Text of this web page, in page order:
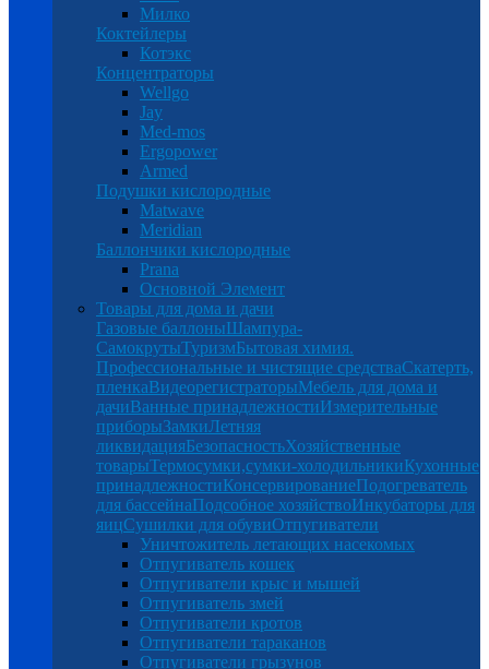
Милко
Коктейлеры
Котэкс
Концентраторы
Wellgo
Jay
Med-mos
Ergopower
Armed
Подушки кислородные
Matwave
Meridian
Баллончики кислородные
Prana
Основной Элемент
Товары для дома и дачи
Газовые баллоныШампура-
СамокрутыТуризмБытовая химия.
Профессиональные и чистящие средстваСкатерть,
пленкаВидеорегистраторыМебель для дома и
дачиВанные принадлежностиИзмерительные
приборыЗамкиЛетняя
ликвидацияБезопасностьХозяйственные
товарыТермосумки,сумки-холодильникиКухонные
принадлежностиКонсервированиеПодогреватель
для бассейнаПодсобное хозяйствоИнкубаторы для
яицСушилки для обувиОтпугиватели
Уничтожитель летающих насекомых
Отпугиватель кошек
Отпугиватели крыс и мышей
Отпугиватель змей
Отпугиватели кротов
Отпугиватели тараканов
Отпугиватели грызунов